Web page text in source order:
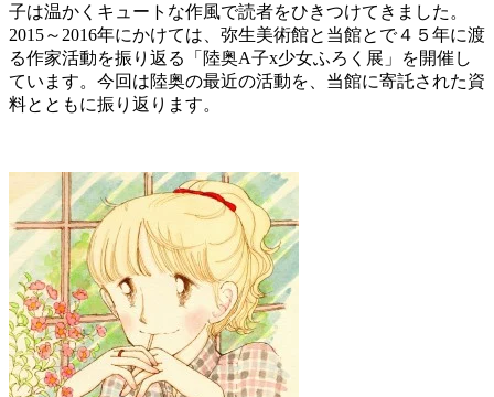
子は温かくキュートな作風で読者をひきつけてきました。
2015～2016年にかけては、弥生美術館と当館とで４５年に渡
る作家活動を振り返る
「陸奥A子x少女ふろく展」を開催し
ています。今回は陸奥の最近の活動を、当館に寄託された資
料とともに振り返ります。